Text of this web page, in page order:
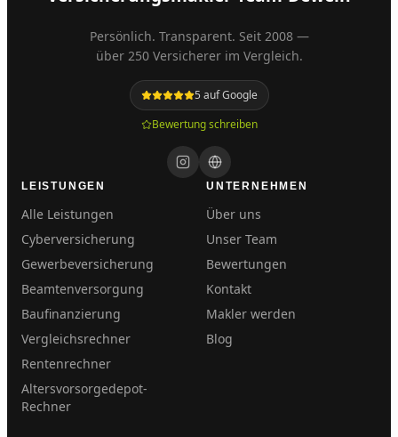
Persönlich. Transparent. Seit 2008 —
über 250 Versicherer im Vergleich.
5 auf Google
Bewertung schreiben
LEISTUNGEN
Alle Leistungen
Cyberversicherung
Gewerbeversicherung
Beamtenversorgung
Baufinanzierung
Vergleichsrechner
Rentenrechner
Altersvorsorgedepot-
Rechner
UNTERNEHMEN
Über uns
Unser Team
Bewertungen
Kontakt
Makler werden
Blog